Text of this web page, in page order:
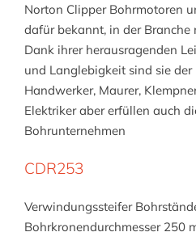
Norton Clipper Bohrmotoren
dafür bekannt, in der Branche
Dank ihrer herausragenden
und Langlebigkeit sind sie
Handwerker, Maurer,
Elektriker aber erfüllen auch
Bohrunternehmen
CDR253
Verwindungssteifer
Bohrkronendurchmesser 250